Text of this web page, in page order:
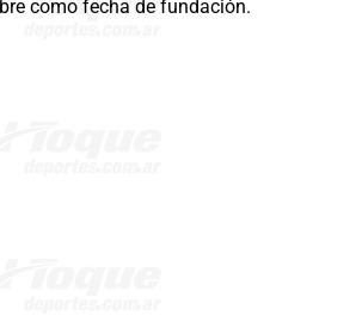
como fecha de fundación.